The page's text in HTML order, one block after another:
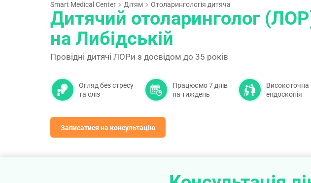
Smart Medical Center Дітям Отоларингологія дитяча
Дитячий отоларинголог
на Либідській
Провідні дитячі ЛОРи з досвідом до 35 років
Огляд без стресу
та сліз
Працюємо 7 днів
на тиждень
Високоточна
ендоскопія
Записатися на консультацію